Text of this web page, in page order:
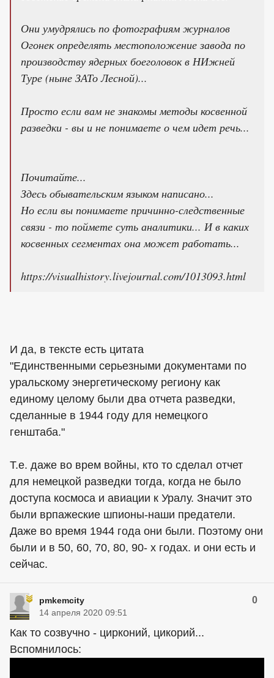
Они умудрялись по фотографиям журналов
Огонек определять местоположение завода по
производству ядерных боеголовок в НИжней
Туре (ныне ЗАТо Лесной)...
Просто если вам не знакомы методы косвенной
разведки - вы и не понимаете о чем идет речь...
Почитайте...
Здесь обывательским языком написано...
Но если вы понимаете причинно-следственные
связи - то поймете суть аналитики... И в каких
косвенных сегментах она может работать...
https://visualhistory.livejournal.com/1013093.html
И да, в тексте есть цитата
"Единственными серьезными документами по
уральскому энергетическому региону как
единому целому были два отчета разведки,
сделанные в 1944 году для немецкого
генштаба."
Т.е. даже во врем войны, кто то сделал отчет
для немецкой разведки тогда, когда не было
доступа космоса и авиации к Уралу. Значит это
были врпажеские шпионы-наши предатели.
Даже во время 1944 года они были. Поэтому они
были и в 50, 60, 70, 80, 90- х годах. и они есть и
сейчас.
pmkemcity 0
14 апреля 2020 09:51
Как то созвучно - цирконий, цикорий...
Вспомнилось: